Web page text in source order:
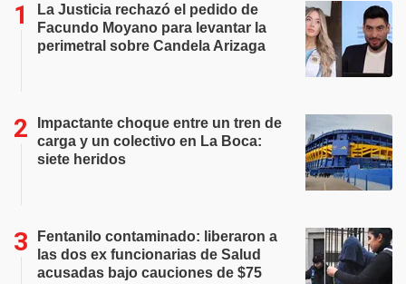
La Justicia rechazó el pedido de
Facundo Moyano para levantar la
perimetral sobre Candela Arizaga
Impactante choque entre un tren de
carga y un colectivo en La Boca:
siete heridos
Fentanilo contaminado: liberaron a
las dos ex funcionarias de Salud
acusadas bajo cauciones de $75